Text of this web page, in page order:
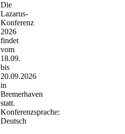
Die
Lazarus-
Konferenz
2026
findet
vom
18.09.
bis
20.09.2026
in
Bremerhaven
statt.
Konferenzsprache:
Deutsch